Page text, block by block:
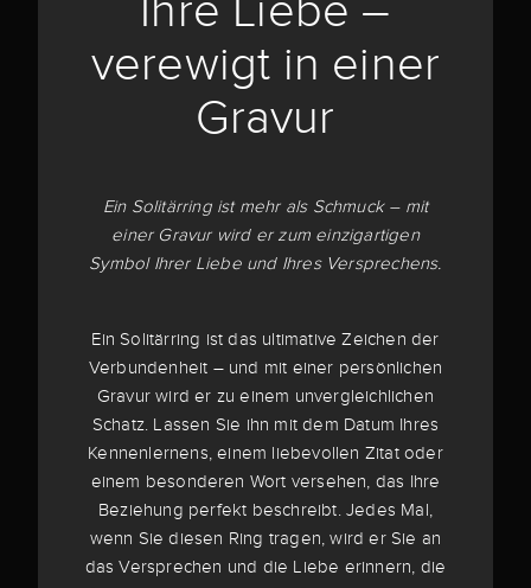
Ihre Liebe –
verewigt in einer
Gravur
Ein Solitärring ist mehr als Schmuck – mit
einer Gravur wird er zum einzigartigen
Symbol Ihrer Liebe und Ihres Versprechens.
Ein Solitärring ist das ultimative Zeichen der
Verbundenheit – und mit einer persönlichen
Gravur wird er zu einem unvergleichlichen
Schatz. Lassen Sie ihn mit dem Datum Ihres
Kennenlernens, einem liebevollen Zitat oder
einem besonderen Wort versehen, das Ihre
Beziehung perfekt beschreibt. Jedes Mal,
wenn Sie diesen Ring tragen, wird er Sie an
das Versprechen und die Liebe erinnern, die